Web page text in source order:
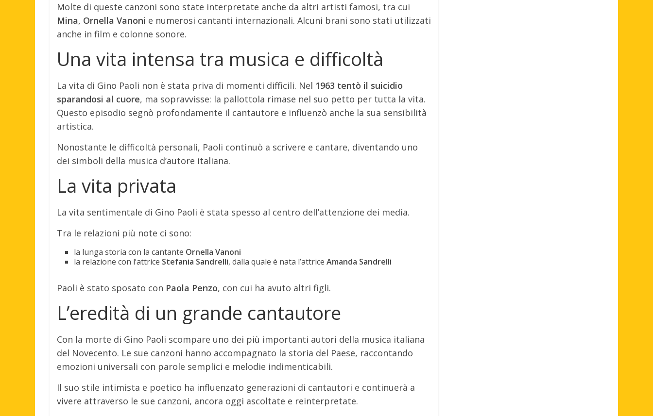
Molte di queste canzoni sono state interpretate anche da altri artisti famosi, tra cui
Mina, Ornella Vanoni e numerosi cantanti internazionali. Alcuni brani sono stati utilizzati
anche in film e colonne sonore.
Una vita intensa tra musica e difficoltà
La vita di Gino Paoli non è stata priva di momenti difficili. Nel 1963 tentò il suicidio
sparandosi al cuore, ma sopravvisse: la pallottola rimase nel suo petto per tutta la vita.
Questo episodio segnò profondamente il cantautore e influenzò anche la sua sensibilità
artistica.
Nonostante le difficoltà personali, Paoli continuò a scrivere e cantare, diventando uno
dei simboli della musica d’autore italiana.
La vita privata
La vita sentimentale di Gino Paoli è stata spesso al centro dell’attenzione dei media.
Tra le relazioni più note ci sono:
la lunga storia con la cantante Ornella Vanoni
la relazione con l’attrice Stefania Sandrelli, dalla quale è nata l’attrice Amanda Sandrelli
Paoli è stato sposato con Paola Penzo, con cui ha avuto altri figli.
L’eredità di un grande cantautore
Con la morte di Gino Paoli scompare uno dei più importanti autori della musica italiana
del Novecento. Le sue canzoni hanno accompagnato la storia del Paese, raccontando
emozioni universali con parole semplici e melodie indimenticabili.
Il suo stile intimista e poetico ha influenzato generazioni di cantautori e continuerà a
vivere attraverso le sue canzoni, ancora oggi ascoltate e reinterpretate.